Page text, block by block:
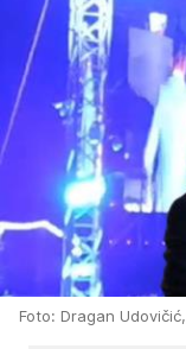
Foto: Dragan